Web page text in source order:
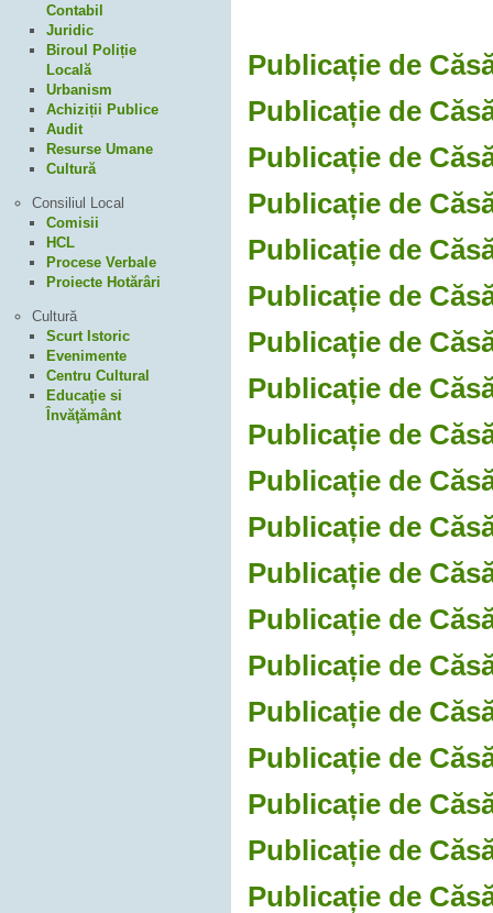
Publicație de
Publicație de
Publicație de
Publicație de
Publicație de
Publicație de
Publicație de
Publicație de
Publicație de
Publicație de
Publicație de
Publicație de
Publicație de
Publicație de
Publicație de
Publicație de
Publicație de
Publicație de
Publicație de
Contabil
Juridic
Biroul Poliție
Locală
Urbanism
Achiziții Publice
Audit
Resurse Umane
Cultură
Consiliul Local
Comisii
HCL
Procese Verbale
Proiecte Hotărâri
Cultură
Scurt Istoric
Evenimente
Centru Cultural
Educaţie si
Învăţământ